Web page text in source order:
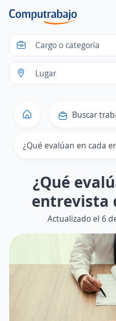
Buscar
¿Qué evalúan en cada
¿Qué
entrevista
Actualizado el 6